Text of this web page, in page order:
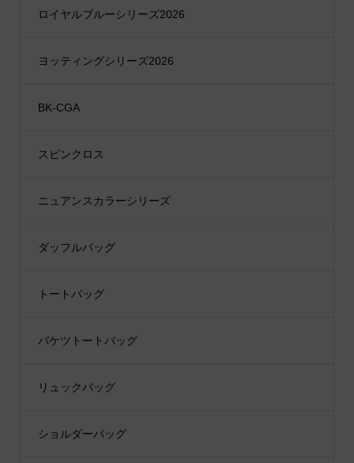
ロイヤルブルーシリーズ2026
ヨッティングシリーズ2026
BK-CGA
スピンクロス
ニュアンスカラーシリーズ
ダッフルバッグ
トートバッグ
バケツトートバッグ
リュックバッグ
ショルダーバッグ